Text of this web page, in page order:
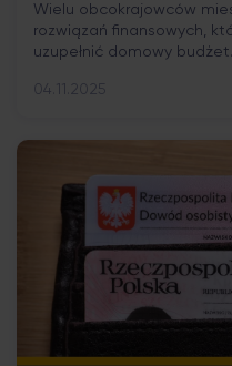
Wielu obcokrajowców
rozwiązań finansowych,
uzupełnić domowy
regularnie, ponieważ
polskich instytucjach
jako dokumentu […]
04.11.2025